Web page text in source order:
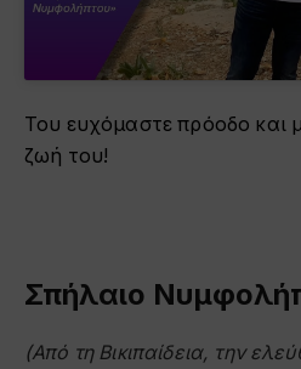
Του ευχόμαστε πρόοδο και
ζωή του!
Σπήλαιο
(Από τη Βικιπαίδεια, την